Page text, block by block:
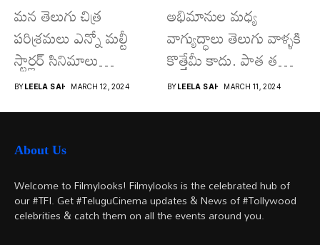
మన తెలుగు చిత్ర
పరిశ్రమలు ఎన్నో మల్టీ
స్టార్లర్ సినిమాలు
వచ్చాయి.. కొన్ని సినిమాలు
అయితే...
BY LEELA SAI MARCH 12, 2024
అభిమానుల మధ్య
వాగ్యుద్ధాలు తెలుగు వాళ్ళకి
కొత్తేమీ కాదు. పాత తరం
నటుల నుంచి నేటి...
BY LEELA SAI MARCH 11, 2024
About Us
Welcome to Filmylooks! Filmylooks is the celebrated hub of
our #TFI. Get #TeluguCinema updates & News of #Tollywood
celebrities & catch them on all the events around you.